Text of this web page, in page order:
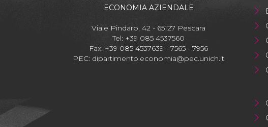
ECONOMIA AZIENDALE
Viale Pindaro, 42 - 65127 Pescara
Tel: +39 085 4537560
Fax: +39 085 4537639 - 7565 - 7956
PEC: dipartimento.economia@pec.unich.it